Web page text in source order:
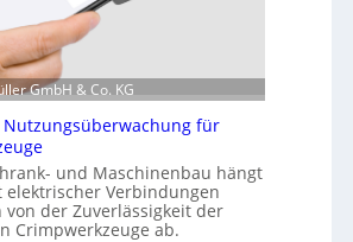
t
i
o
n
u
m
L
a
s
GmbH & Co. KG
für
und Maschinenbau hängt
elektrischer Verbindungen
von der Zuverlässigkeit der
Crimpwerkzeuge ab.